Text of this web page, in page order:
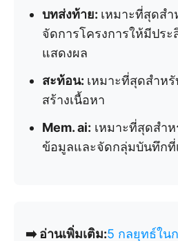
บทส่งท้าย: เหมาะที่สุดสำ
จัดการโครงการให้มีปร
แสดงผล
สะท้อน: เหมาะที่สุดสำห
สร้างเนื้อหา
Mem. ai: เหมาะที่สุดสำ
ข้อมูลและจัดกลุ่มบันทึกที่
➡️ อ่านเพิ่มเติม:5 กลยุทธ์ใน